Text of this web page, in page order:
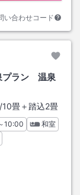
い合わせコード
プラン 温泉
/10畳＋踏込2畳
ェックアウト
10:00
和室